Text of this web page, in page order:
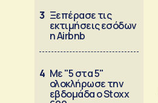
3 Ξεπέρασε τις
εκτιμήσεις εσόδων
η Airbnb
4 Με "5 στα 5"
ολοκλήρωσε την
εβδομάδα ο Stoxx